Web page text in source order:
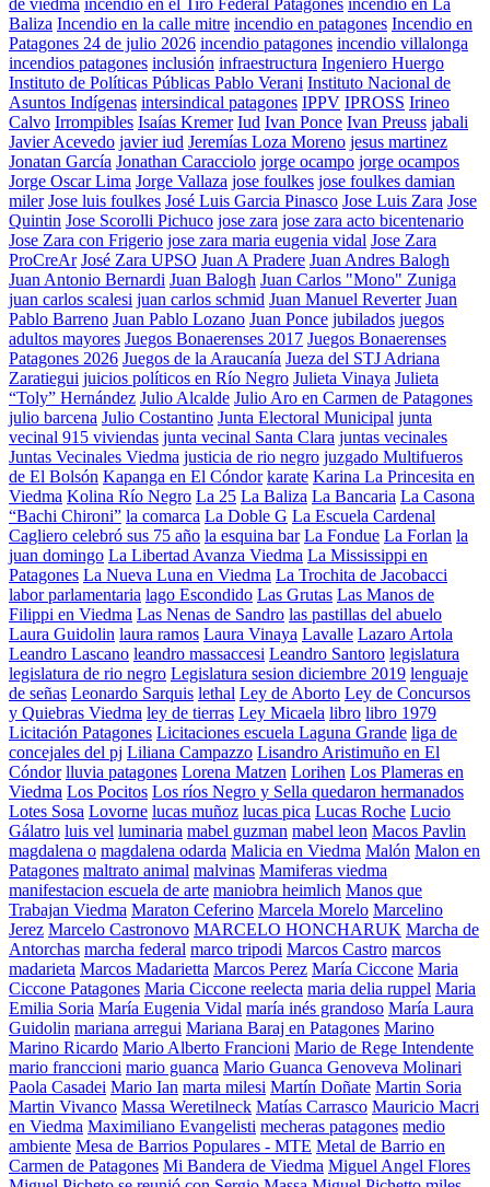
de viedma incendio en el Tiro Federal Patagones incendio en La
Baliza Incendio en la calle mitre incendio en patagones Incendio en
Patagones 24 de julio 2026 incendio patagones incendio villalonga
incendios patagones inclusión infraestructura Ingeniero Huergo
Instituto de Políticas Públicas Pablo Verani Instituto Nacional de
Asuntos Indígenas intersindical patagones IPPV IPROSS Irineo
Calvo Irrompibles Isaías Kremer Iud Ivan Ponce Ivan Preuss jabali
Javier Acevedo javier iud Jeremías Loza Moreno jesus martinez
Jonatan García Jonathan Caracciolo jorge ocampo jorge ocampos
Jorge Oscar Lima Jorge Vallaza jose foulkes jose foulkes damian
miler Jose luis foulkes José Luis Garcia Pinasco Jose Luis Zara Jose
Quintin Jose Scorolli Pichuco jose zara jose zara acto bicentenario
Jose Zara con Frigerio jose zara maria eugenia vidal Jose Zara
ProCreAr José Zara UPSO Juan A Pradere Juan Andres Balogh
Juan Antonio Bernardi Juan Balogh Juan Carlos "Mono" Zuniga
juan carlos scalesi juan carlos schmid Juan Manuel Reverter Juan
Pablo Barreno Juan Pablo Lozano Juan Ponce jubilados juegos
adultos mayores Juegos Bonaerenses 2017 Juegos Bonaerenses
Patagones 2026 Juegos de la Araucanía Jueza del STJ Adriana
Zaratiegui juicios políticos en Río Negro Julieta Vinaya Julieta
“Toly” Hernández Julio Alcalde Julio Aro en Carmen de Patagones
julio barcena Julio Costantino Junta Electoral Municipal junta
vecinal 915 viviendas junta vecinal Santa Clara juntas vecinales
Juntas Vecinales Viedma justicia de rio negro juzgado Multifueros
de El Bolsón Kapanga en El Cóndor karate Karina La Princesita en
Viedma Kolina Río Negro La 25 La Baliza La Bancaria La Casona
“Bachi Chironi” la comarca La Doble G La Escuela Cardenal
Cagliero celebró sus 75 año la esquina bar La Fondue La Forlan la
juan domingo La Libertad Avanza Viedma La Mississippi en
Patagones La Nueva Luna en Viedma La Trochita de Jacobacci
labor parlamentaria lago Escondido Las Grutas Las Manos de
Filippi en Viedma Las Nenas de Sandro las pastillas del abuelo
Laura Guidolin laura ramos Laura Vinaya Lavalle Lazaro Artola
Leandro Lascano leandro massaccesi Leandro Santoro legislatura
legislatura de rio negro Legislatura sesion diciembre 2019 lenguaje
de señas Leonardo Sarquis lethal Ley de Aborto Ley de Concursos
y Quiebras Viedma ley de tierras Ley Micaela libro libro 1979
Licitación Patagones Licitaciones escuela Laguna Grande liga de
concejales del pj Liliana Campazzo Lisandro Aristimuño en El
Cóndor lluvia patagones Lorena Matzen Lorihen Los Plameras en
Viedma Los Pocitos Los ríos Negro y Sella quedaron hermanados
Lotes Sosa Lovorne lucas muñoz lucas pica Lucas Roche Lucio
Gálatro luis vel luminaria mabel guzman mabel leon Macos Pavlin
magdalena o magdalena odarda Malicia en Viedma Malón Malon en
Patagones maltrato animal malvinas Mamiferas viedma
manifestacion escuela de arte maniobra heimlich Manos que
Trabajan Viedma Maraton Ceferino Marcela Morelo Marcelino
Jerez Marcelo Castronovo MARCELO HONCHARUK Marcha de
Antorchas marcha federal marco tripodi Marcos Castro marcos
madarieta Marcos Madarietta Marcos Perez María Ciccone Maria
Ciccone Patagones Maria Ciccone reelecta maria delia ruppel Maria
Emilia Soria María Eugenia Vidal maría inés grandoso María Laura
Guidolin mariana arregui Mariana Baraj en Patagones Marino
Marino Ricardo Mario Alberto Francioni Mario de Rege Intendente
mario franccioni mario guanca Mario Guanca Genoveva Molinari
Paola Casadei Mario Ian marta milesi Martín Doñate Martin Soria
Martin Vivanco Massa Weretilneck Matías Carrasco Mauricio Macri
en Viedma Maximiliano Evangelisti mecheras patagones medio
ambiente Mesa de Barrios Populares - MTE Metal de Barrio en
Carmen de Patagones Mi Bandera de Viedma Miguel Angel Flores